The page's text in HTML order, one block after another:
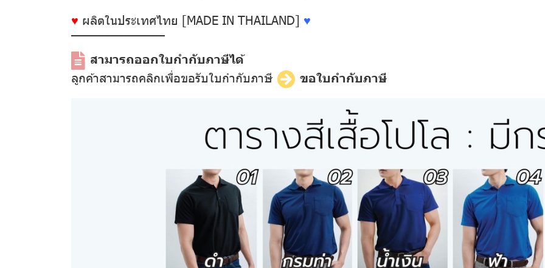
♥ ผลิตในประเทศไทย [MADE IN THAILAND] ♥
––––––––––––––
สามารถออกใบกำกับภาษีได้
ลูกค้าสามารถคลิกเพื่อขอรับใบกำกับภาษี
ขอใบกำกับภาษี